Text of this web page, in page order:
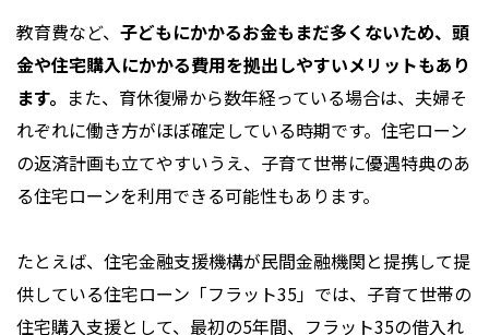
教育費など、 子どもにかかるお金もまだ多くないため、頭
金や住宅購入にかかる費用を拠出しやすいメリットもあり
ます。 また、育休復帰から数年経っている場合は、夫婦そ
れぞれに働き方がほぼ確定している時期です。住宅ローン
の返済計画も立てやすいうえ、子育て世帯に優遇特典のあ
る住宅ローンを利用できる可能性もあります。
たとえば、住宅金融支援機構が民間金融機関と提携して提
供している住宅ローン「フラット35」では、子育て世帯の
住宅購入支援として、最初の5年間、フラット35の借入れ